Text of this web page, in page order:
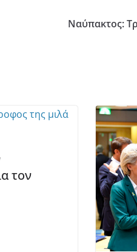
Ναύπακτος:
τον